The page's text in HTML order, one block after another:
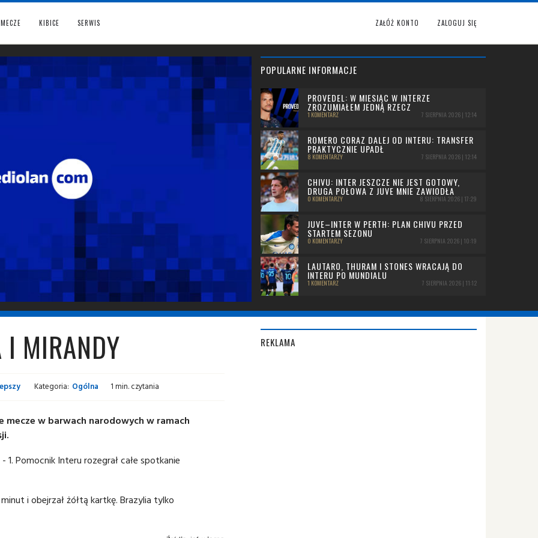
MECZE KIBICE SERWIS ZAŁÓŻ KONTO ZALOGUJ SIĘ
POPULARNE INFORMACJE
PROVEDEL: W MIESIĄC W INTERZE
ZROZUMIAŁEM JEDNĄ RZECZ
1 KOMENTARZ 7 SIERPNIA 2026 | 12:14
ROMERO CORAZ DALEJ OD INTERU: TRANSFER
PRAKTYCZNIE UPADŁ
8 KOMENTARZY 7 SIERPNIA 2026 | 12:14
CHIVU: INTER JESZCZE NIE JEST GOTOWY,
DRUGA POŁOWA Z JUVE MNIE ZAWIODŁA
0 KOMENTARZY 8 SIERPNIA 2026 | 17:29
JUVE–INTER W PERTH: PLAN CHIVU PRZED
STARTEM SEZONU
0 KOMENTARZY 7 SIERPNIA 2026 | 10:19
LAUTARO, THURAM I STONES WRACAJĄ DO
INTERU PO MUNDIALU
1 KOMENTARZ 7 SIERPNIA 2026 | 11:12
MIRANDY
Kategoria: Ogólna 1 min. czytania
mecze w barwach narodowych w ramach
Pomocnik Interu rozegrał całe spotkanie
i obejrzał żółtą kartkę. Brazylia tylko
REKLAMA